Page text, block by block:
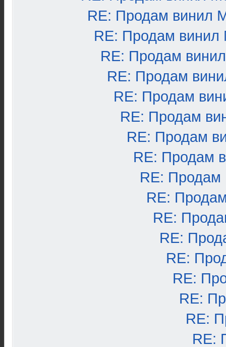
RE: Продам винил
RE: Продам винил
RE: Продам
RE: Продам
RE: Продам
RE: Продам
RE: Продам
RE: Продам
RE: Продам
RE:
RE:
RE:
RE:
RE:
RE:
RE:
RE: